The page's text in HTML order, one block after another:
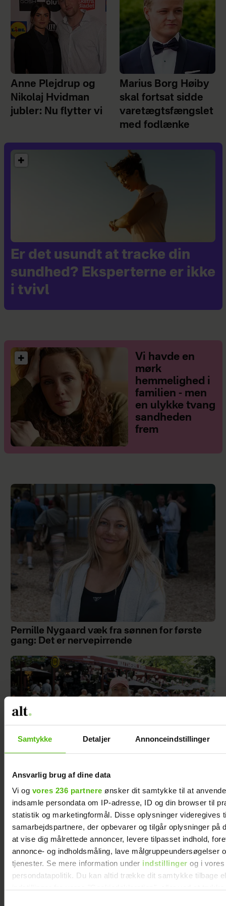
Samtykke Detaljer Annonceindstillinger
Ansvarlig brug af dine data
Vi og vores 236 partnere ønsker dit samtykke til at
indsamle persondata om IP-adresse, ID og din browser til
statistik og marketingformål. Disse oplysninger videregives
samarbejdspartnere, der opbevarer og tilgår oplysninger på
at vise dig målrettede annoncer, levere tilpasset indhold,
annonce- og indholdsmåling, lave målgruppeundersøgelser
tjenester. Se mere information under indstillinger og i vores
persondatapolitik. Du kan altid trække dit samtykke tilbage
Anne Plejdrup og
Nikolaj Hvidman
jubler: Nu flytter vi
Marius Borg Høiby
skal fortsat sidde
varetægtsfængslet
med fodlænke
Er det usundt at tracke din
sundhed? Eksperterne er ikke
i tvivl
Vi havde en
mørk
hemmelighed i
familien - men
en ulykke tvang
sandheden
frem
Pernille Nygaard væk fra sønnen for første
gang: Det er nervepirrende
"Bachelor" Christian ikke til at kende: Har
skiftet look igen